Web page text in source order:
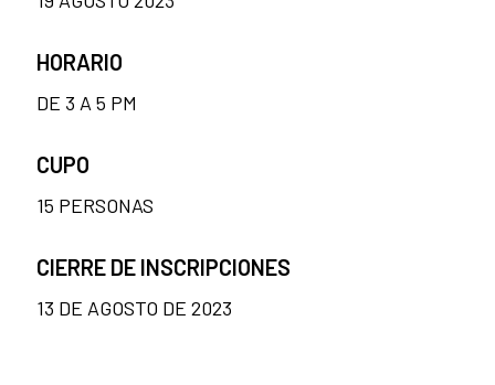
HORARIO
DE 3 A 5 PM
CUPO
15 PERSONAS
CIERRE DE INSCRIPCIONES
13 DE AGOSTO DE 2023